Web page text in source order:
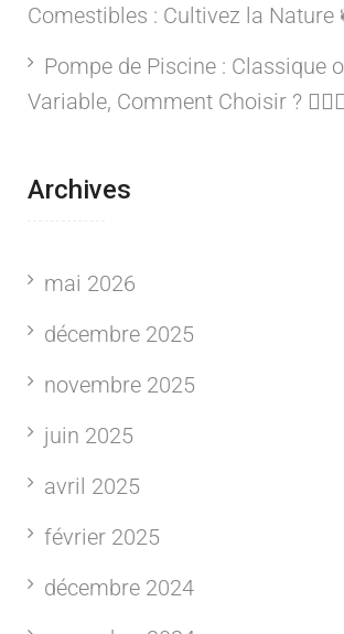
Comestibles : Cultivez la Nature
Pompe de Piscine : Classique
Variable, Comment Choisir ? 🏊‍♂️💦
Archives
mai 2026
décembre 2025
novembre 2025
juin 2025
avril 2025
février 2025
décembre 2024